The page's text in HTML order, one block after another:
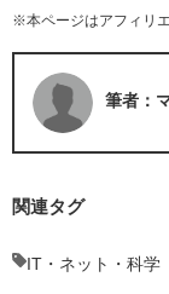
※本ページはアフィリ
筆者：
関連タグ
IT・ネット・科学